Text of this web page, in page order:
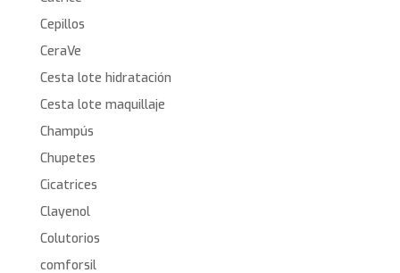
Cepillos
CeraVe
Cesta lote hidratación
Cesta lote maquillaje
Champús
Chupetes
Cicatrices
Clayenol
Colutorios
comforsil